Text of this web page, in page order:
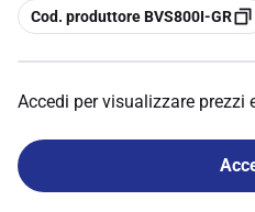
copia
Cod. produttore BVS800I-GR
Accedi per visualizzare prezzi